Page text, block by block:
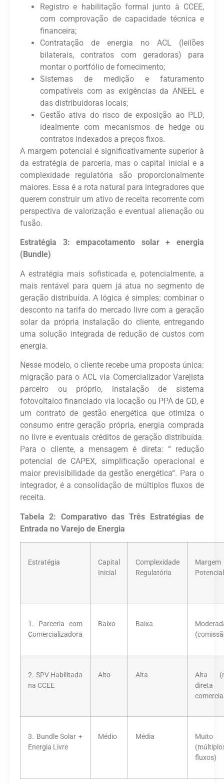
Registro e habilitação formal junto à CCEE,
com comprovação de capacidade técnica e
financeira;
Contratação de energia no ACL (leilões
bilaterais, contratos com geradoras) para
montar o portfólio de fornecimento;
Sistemas de medição e faturamento
compatíveis com as exigências da ANEEL e
das distribuidoras locais;
Gestão ativa do risco de exposição ao PLD,
idealmente com mecanismos de hedge ou
contratos indexados a preços fixos.
A margem potencial é significativamente superior à
da estratégia de parceria, mas o capital inicial e a
complexidade regulatória são proporcionalmente
maiores. Essa é a rota natural para integradores que
queremconstruir um ativo de receita recorrentecom
perspectiva de valorização e eventual alienação ou
fusão.
Estratégia 3: empacotamento solar + energia
(Bundle)
A estratégia mais sofisticada e, potencialmente, a
mais rentável para quem já atua no segmento de
geração distribuída. A lógica é simples: combinar o
desconto na tarifa do mercado livre com a geração
solar da própria instalação do cliente, entregando
uma solução integrada de redução de custos com
energia.
Nesse modelo, o cliente recebe uma proposta única:
migração para o ACL via Comercializador Varejista
parceiro ou próprio, instalação de sistema
fotovoltaico financiado via locação ou PPA de GD, e
um contrato de gestão energética que otimiza o
consumo entre geração própria, energia comprada
no livre e eventuais créditos de geração distribuída.
Para o cliente, a mensagem é direta: “ redução
potencial de CAPEX, simplificação operacional e
maior previsibilidade da gestão energética“. Para o
integrador, é a consolidação de múltiplos fluxos de
receita.
Tabela 2: Comparativo das Três Estratégias de
Entrada no Varejo de Energia
Estratégia
Capital
Inicial
Complexidade
Regulatória
Margem
Potencial
1. Parceria com
Comercializadora
Baixo Baixa
2. SPV Habilitada
na CCEE
Alto Alta Alta (
3. Bundle Solar +
Energia Livre
Médio Média
fluxos)